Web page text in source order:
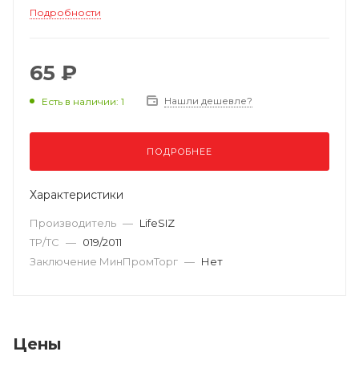
Подробности
65 ₽
Есть в наличии: 1 Нашли дешевле?
ПОДРОБНЕЕ
Характеристики
Производитель — LifeSIZ
ТР/ТС — 019/2011
Заключение МинПромТорг — Нет
Цены